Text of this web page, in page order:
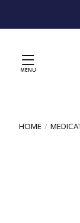
MENU
HOME /